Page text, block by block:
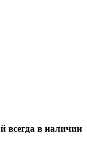
всегда в наличии